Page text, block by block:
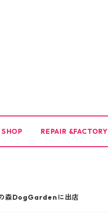
SHOP REPAIR &FACTORY
森DogGardenに出店